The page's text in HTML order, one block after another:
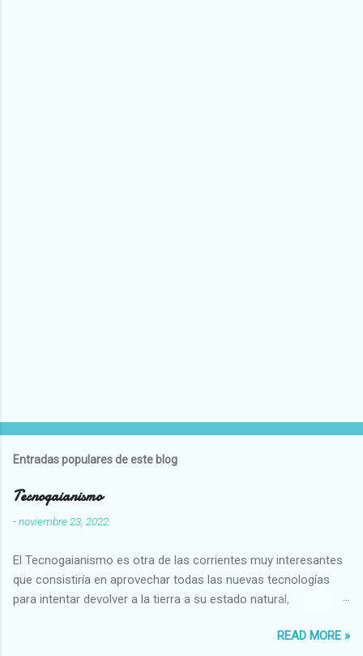
Entradas populares de este blog
Tecnogaianismo
-noviembre 23, 2022
El Tecnogaianismo es otra de las corrientes muy interesantes
que consistiría en aprovechar todas las nuevas tecnologías
para intentar devolver a la tierra a su estado natural,
READ MORE »